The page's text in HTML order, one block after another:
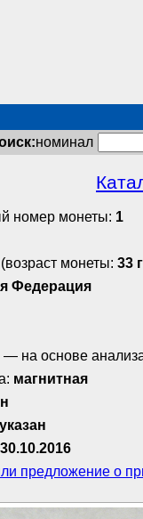
номинал
номер монеты: 1
(возраст монеты: 33
Федерация
— на основе
магнитная
30.10.2016
предложение о